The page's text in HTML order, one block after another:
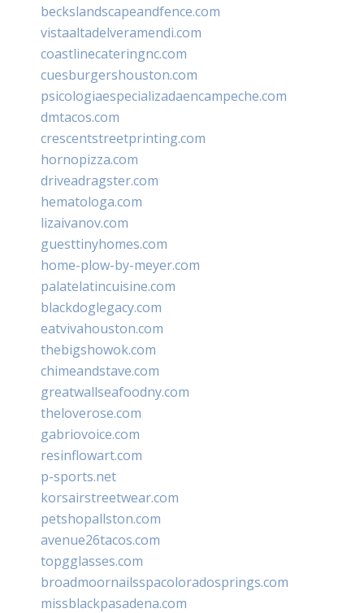
beckslandscapeandfence.com
vistaaltadelveramendi.com
coastlinecateringnc.com
cuesburgershouston.com
psicologiaespecializadaencampeche.com
dmtacos.com
crescentstreetprinting.com
hornopizza.com
driveadragster.com
hematologa.com
lizaivanov.com
guesttinyhomes.com
home-plow-by-meyer.com
palatelatincuisine.com
blackdoglegacy.com
eatvivahouston.com
thebigshowok.com
chimeandstave.com
greatwallseafoodny.com
theloverose.com
gabriovoice.com
resinflowart.com
p-sports.net
korsairstreetwear.com
petshopallston.com
avenue26tacos.com
topgglasses.com
broadmoornailsspacoloradosprings.com
missblackpasadena.com